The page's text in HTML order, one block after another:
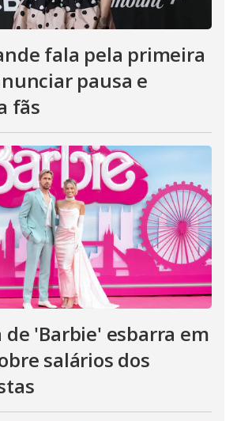
fala pela primeira
pausa e
fãs
de 'Barbie' esbarra em
salários dos